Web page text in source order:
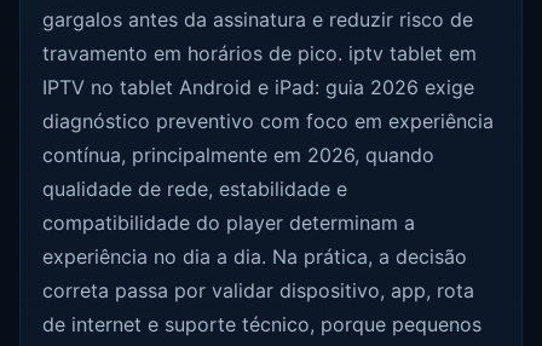
gargalos antes da assinatura e reduzir risco de
travamento em horários de pico. iptv tablet em
IPTV no tablet Android e iPad: guia 2026 exige
diagnóstico preventivo com foco em experiência
contínua, principalmente em 2026, quando
qualidade de rede, estabilidade e
compatibilidade do player determinam a
experiência no dia a dia. Na prática, a decisão
correta passa por validar dispositivo, app, rota
de internet e suporte técnico, porque pequenos